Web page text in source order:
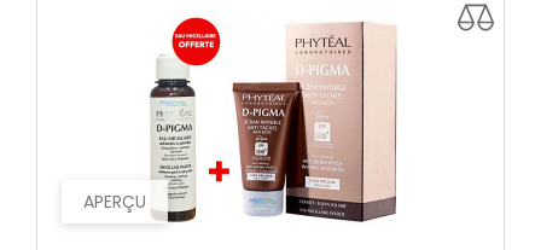
APERÇU